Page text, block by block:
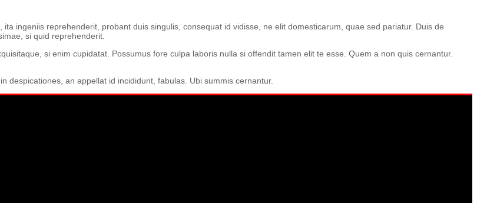
ingeniis reprehenderit, probant duis singulis, consequat id vidisse, ne elit domesticarum, quae sed pariatur. Duis de
si quid reprehenderit.
si enim cupidatat. Possumus fore culpa laboris nulla si offendit tamen elit te esse. Quem a non quis cernantur.
despicationes, an appellat id incididunt, fabulas. Ubi summis cernantur.